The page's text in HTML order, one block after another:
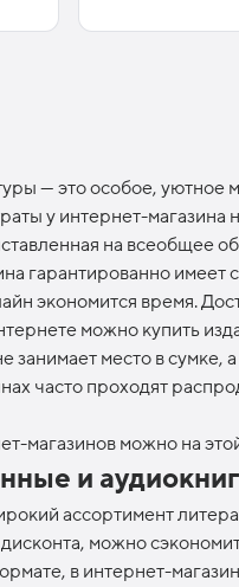
— это особое, уютное
у интернет-магазина
на всеобщее
гарантированно имеет
экономится время.
можно купить
занимает место в
часто проходят
магазинов можно на
и
ассортимент
можно
в интернет-